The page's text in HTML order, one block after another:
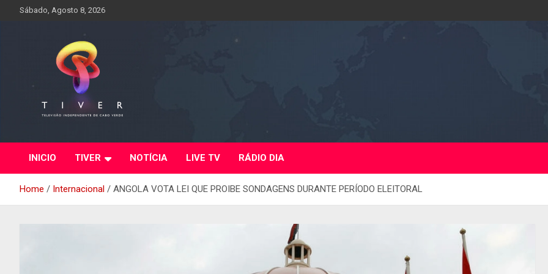
Sábado, Agosto 8, 2026
INICIO TIVER NOTÍCIA LIVE TV RÁDIO DIA
Home Internacional ANGOLA VOTA LEI QUE PROIBE SONDAGENS DURANTE PERÍODO ELEITORAL